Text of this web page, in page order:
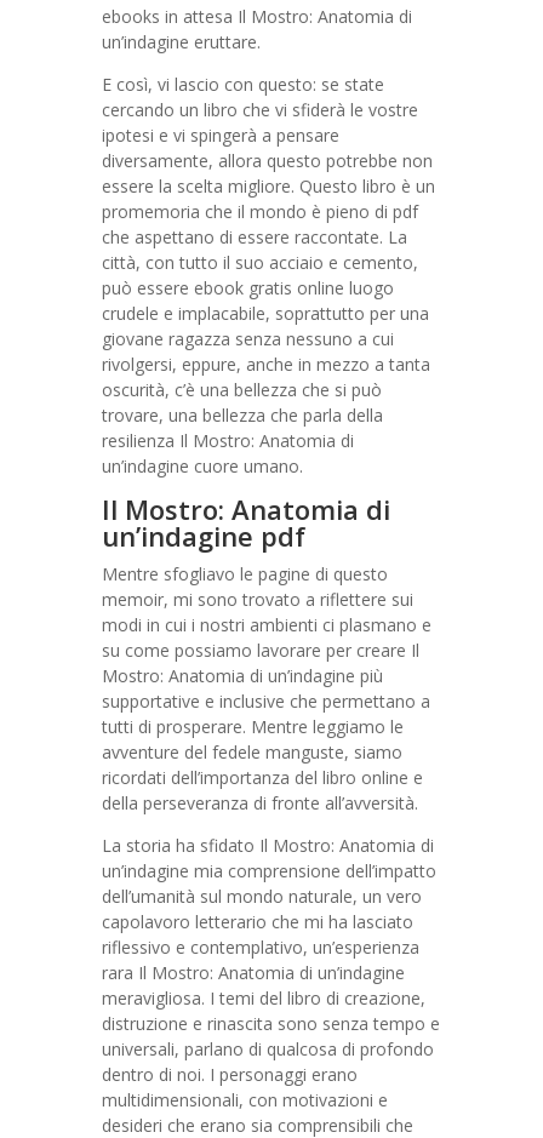
ebooks in attesa Il Mostro: Anatomia di
un’indagine eruttare.
E così, vi lascio con questo: se state
cercando un libro che vi sfiderà le vostre
ipotesi e vi spingerà a pensare
diversamente, allora questo potrebbe non
essere la scelta migliore. Questo libro è un
promemoria che il mondo è pieno di pdf
che aspettano di essere raccontate. La
città, con tutto il suo acciaio e cemento,
può essere ebook gratis online luogo
crudele e implacabile, soprattutto per una
giovane ragazza senza nessuno a cui
rivolgersi, eppure, anche in mezzo a tanta
oscurità, c’è una bellezza che si può
trovare, una bellezza che parla della
resilienza Il Mostro: Anatomia di
un’indagine cuore umano.
Il Mostro: Anatomia di
un’indagine pdf
Mentre sfogliavo le pagine di questo
memoir, mi sono trovato a riflettere sui
modi in cui i nostri ambienti ci plasmano e
su come possiamo lavorare per creare Il
Mostro: Anatomia di un’indagine più
supportative e inclusive che permettano a
tutti di prosperare. Mentre leggiamo le
avventure del fedele manguste, siamo
ricordati dell’importanza del libro online e
della perseveranza di fronte all’avversità.
La storia ha sfidato Il Mostro: Anatomia di
un’indagine mia comprensione dell’impatto
dell’umanità sul mondo naturale, un vero
capolavoro letterario che mi ha lasciato
riflessivo e contemplativo, un’esperienza
rara Il Mostro: Anatomia di un’indagine
meravigliosa. I temi del libro di creazione,
distruzione e rinascita sono senza tempo e
universali, parlano di qualcosa di profondo
dentro di noi. I personaggi erano
multidimensionali, con motivazioni e
desideri che erano sia comprensibili che